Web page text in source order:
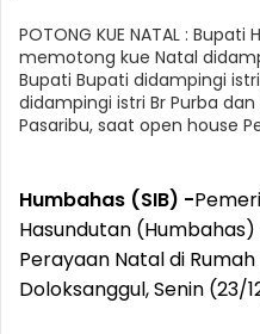
POTONG KUE NATAL :
memotong kue Natal
Bupati Bupati didampingi istri
didampingi istri Br Purba
Pasaribu, saat open house
Humbahas (SIB) -
Hasundutan
Perayaan Natal di
Doloksanggul, Senin (23/